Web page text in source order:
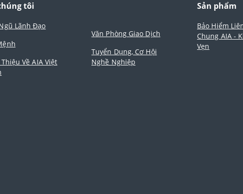
tôi
Lãnh Đạo
Về AIA Việt
Văn Phòng Giao Dịch
Tuyển Dụng, Cơ Hội
Nghề Nghiệp
Sản phẩm
Bảo Hiểm
Chung AIA -
Vẹn